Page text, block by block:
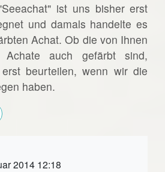
ist uns bisher erst
und damals handelte es
Achat. Ob die von Ihnen
Achate auch gefärbt sind,
beurteilen, wenn wir die
haben.
2014 12:18